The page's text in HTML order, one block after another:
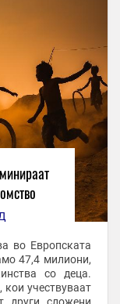
во Европската
47,4 милиони,
со деца.
кои учествуваат